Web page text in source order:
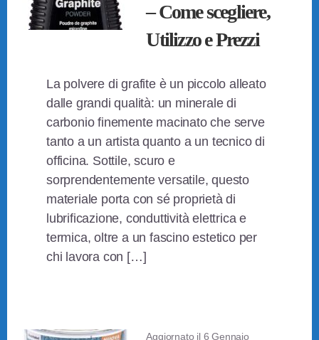
– Come scegliere,
Utilizzo e Prezzi
La polvere di grafite è un piccolo alleato
dalle grandi qualità: un minerale di
carbonio finemente macinato che serve
tanto a un artista quanto a un tecnico di
officina. Sottile, scuro e
sorprendentemente versatile, questo
materiale porta con sé proprietà di
lubrificazione, conduttività elettrica e
termica, oltre a un fascino estetico per
chi lavora con […]
Aggiornato il 6 Gennaio